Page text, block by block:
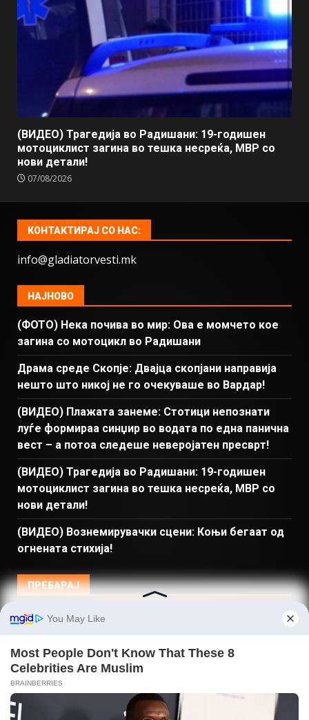
(ВИДЕО) Трагедија во Радишани: 19-годишен
мотоциклист загина во тешка несреќа, МВР со
нови детали!
07/08/2026
КОНТАКТИРАЈ СО НАС:
info@gladiatorvesti.mk
НАЈНОВО
(ФОТО) Нека почива во мир: Ова е момчето кое
загина со мотоцикл во Радишани
Драма среде Скопје: Двајца скопјани направија
нешто што никој не го очекуваше во Вардар!
(ВИДЕО) Плажата занеме: Стотици непознати
луѓе формираа синџир во водата по една панична
вест – а потоа следеше неверојатен пресврт!
(ВИДЕО) Трагедија во Радишани: 19-годишен
мотоциклист загина во тешка несреќа, МВР со
нови детали!
(ВИДЕО) Вознемирувачки сцени: Коњи бегаат од
огнената стихија!
ПРЕБАРАЈ
Македонија Балкан и Свет